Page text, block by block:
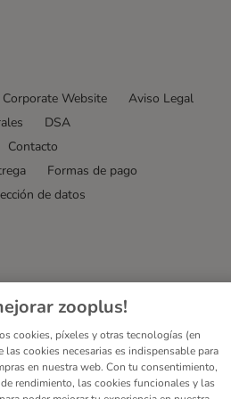
Corporate Website
Aviso Legal
DSA
Contacto
Formas de pago
de datos
zooplus!
cookies, píxeles y otras tecnologías (en
las cookies necesarias es indispensable para
en nuestra web. Con tu consentimiento,
rendimiento, las cookies funcionales y las